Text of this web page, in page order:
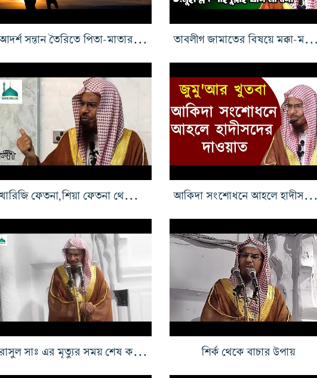
আদর্শ সন্তান তৈরিতে পিতা-মাতার অবদান তাবলীগ জামাতের বিষয়ে মক্কা-মদীনার সমর্থনে সতর্ক করলেন
খারিজি ফেতনা,শিয়া ফেতনা থেকে বাচার উপায় আকিদা সংশোধনে আহলে হাদীসদের দাওয়াত
রাসুল সাঃ এর মৃত্যুর সময় শেষ কথা ও শেষ ওসিয়ত শির্ক থেকে বাচার উপায়